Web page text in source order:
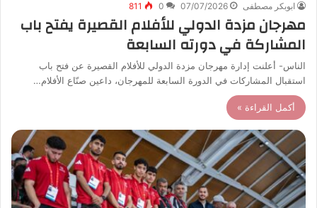
ابوبكر مصطفى 07/07/2026
0
811
مهرجان مزدة الدولي للأفلام القصيرة يفتح باب
المشاركة في دورته السابعة
الناس- أعلنت إدارة مهرجان مزدة الدولي للأفلام القصيرة عن فتح باب
استقبال المشاركات في الدورة السابعة للمهرجان، داعين صنّاع الأفلام…
أكمل القراءة »